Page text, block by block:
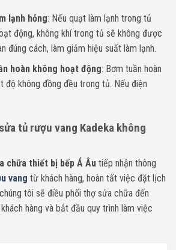
lạnh hỏng: Nếu quạt làm lạnh trong tủ
động, không khí trong tủ sẽ không được
đúng cách, làm giảm hiệu suất làm lạnh.
hoàn không hoạt động: Bơm tuần hoàn
độ không đồng đều trong tủ. Nếu điện
tủ rượu vang Kadeka không
chữa thiết bị bếp Á Âu tiếp nhận thông
vang từ khách hàng, hoàn tất việc đặt lịch
tôi sẽ điều phối thợ sửa chữa đến
hàng và bắt đầu quy trình làm việc